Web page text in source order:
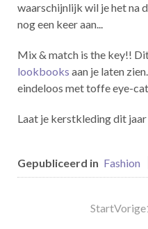
waarschijnlijk wil je het na
nog een keer aan...
Mix & match is the key!!
lookbooks aan je laten
eindeloos met toffe eye-
Laat je kerstkleding dit
Gepubliceerd in Fashion
StartVorige